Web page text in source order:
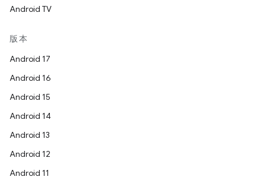
Android TV
版本
Android 17
Android 16
Android 15
Android 14
Android 13
Android 12
Android 11